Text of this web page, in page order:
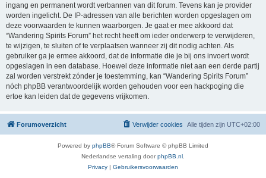
ingang en permanent wordt verbannen van dit forum. Tevens kan je provider
worden ingelicht. De IP-adressen van alle berichten worden opgeslagen om
deze voorwaarden te kunnen waarborgen. Je gaat er mee akkoord dat
“Wandering Spirits Forum” het recht heeft om ieder onderwerp te verwijderen,
te wijzigen, te sluiten of te verplaatsen wanneer zij dit nodig achten. Als
gebruiker ga je ermee akkoord, dat de informatie die je bij ons invoert wordt
opgeslagen in een database. Hoewel deze informatie niet aan een derde partij
zal worden verstrekt zónder je toestemming, kan “Wandering Spirits Forum”
nóch phpBB verantwoordelijk worden gehouden voor een hackpoging die
ertoe kan leiden dat de gegevens vrijkomen.
Forumoverzicht Alle tijden zijn UTC+02:00
Verwijder cookies
Powered by phpBB® Forum Software © phpBB Limited
Nederlandse vertaling doorphpBB.nl
Privacy | Gebruikersvoorwaarden